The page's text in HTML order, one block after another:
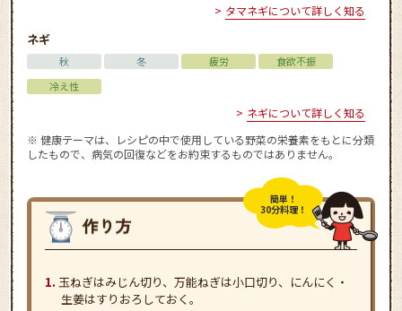
タマネギについて詳しく知る
ネギ
秋 冬 疲労
食欲不振
冷え性
ネギについて詳しく知る
※ 健康テーマは、レシピの中で使用している野菜の栄養素をもとに分類
したもので、病気の回復などをお約束するものではありません。
簡単！
30分料理！
玉ねぎはみじん切り、万能ねぎは小口切り、にんにく・
生姜はすりおろしておく。